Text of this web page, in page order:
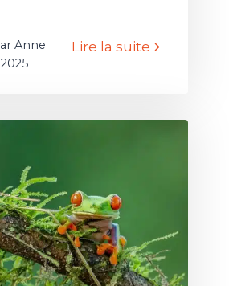
Anne
Lire la suite